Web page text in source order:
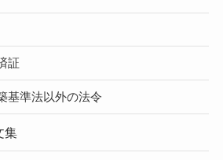
証
基準法以外の法令
集